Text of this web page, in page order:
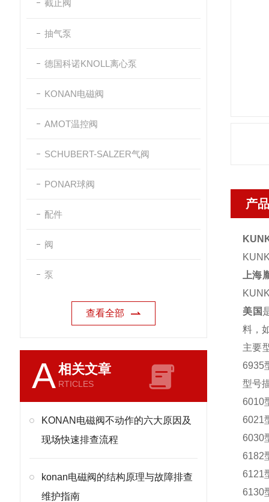
截止阀
抽气泵
德国科诺KNOLL离心泵
KONAN电磁阀
AMOT温控阀
SCHUBERT-SALZER气阀
PONAR球阀
配件
阀
泵
查看全部
A相关文章
RTICLES
KONAN电磁阀不动作的六大原因及
现场快速排查流程
konan电磁阀的结构原理与故障排查
维护指南
产
上海
美国
料，
主要
6935
型号
6010
6021
6030
6182
6121
6130